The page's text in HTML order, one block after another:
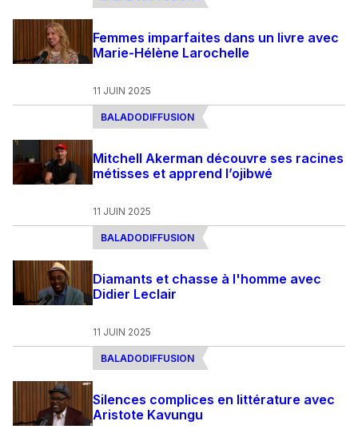
Femmes imparfaites dans un livre avec
Marie-Hélène Larochelle
11 JUIN 2025
BALADODIFFUSION
Mitchell Akerman découvre ses racines
métisses et apprend l’ojibwé
11 JUIN 2025
BALADODIFFUSION
Diamants et chasse à l'homme avec
Didier Leclair
11 JUIN 2025
BALADODIFFUSION
Silences complices en littérature avec
Aristote Kavungu